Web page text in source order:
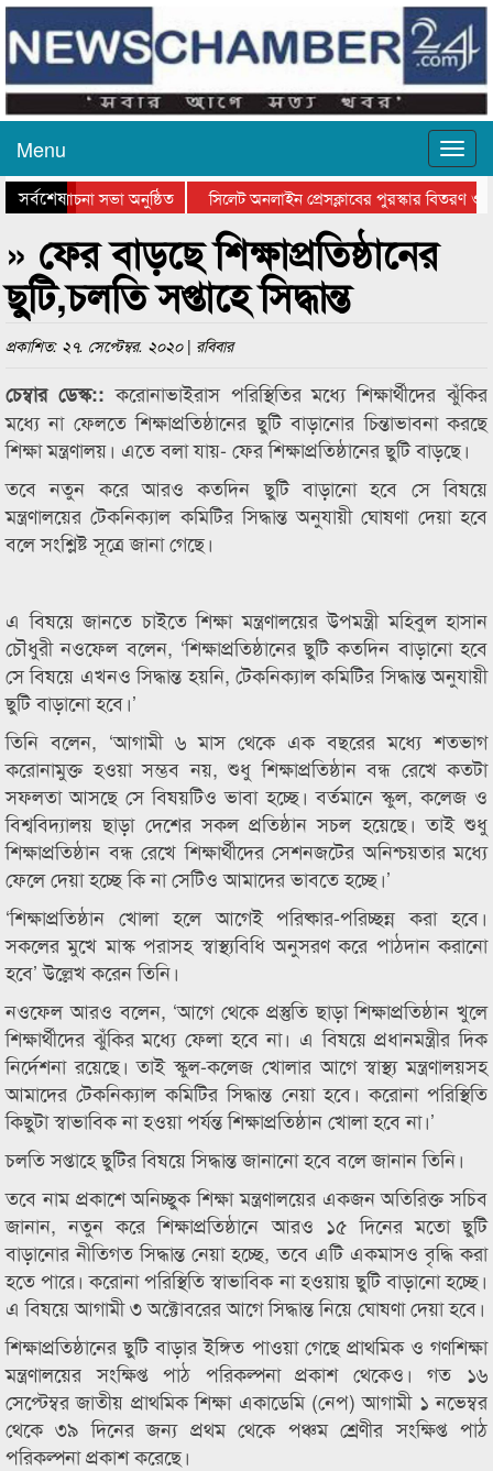
Menu
সর্বশেষ
আলোচনা সভা অনুষ্ঠিত
সিলেট অনলাইন প্রেসক্লাবের পুরস্কার বিতরণ ও
কানাইঘাটের কিশোর আহাদের খুনি সায়েমের
» ফের বাড়ছে শিক্ষাপ্রতিষ্ঠানের
ছুটি,চলতি সপ্তাহে সিদ্ধান্ত
প্রকাশিত: ২৭. সেপ্টেম্বর. ২০২০ | রবিবার
চেম্বার ডেস্ক::করোনাভাইরাস পরিস্থিতির মধ্যে শিক্ষার্থীদের ঝুঁকির
মধ্যে না ফেলতে শিক্ষাপ্রতিষ্ঠানের ছুটি বাড়ানোর চিন্তাভাবনা করছে
শিক্ষা মন্ত্রণালয়। এতে বলা যায়- ফের শিক্ষাপ্রতিষ্ঠানের ছুটি বাড়ছে।
তবে নতুন করে আরও কতদিন ছুটি বাড়ানো হবে সে বিষয়ে
মন্ত্রণালয়ের টেকনিক্যাল কমিটির সিদ্ধান্ত অনুযায়ী ঘোষণা দেয়া হবে
বলে সংশ্লিষ্ট সূত্রে জানা গেছে।
এ বিষয়ে জানতে চাইতে শিক্ষা মন্ত্রণালয়ের উপমন্ত্রী মহিবুল হাসান
চৌধুরী নওফেল বলেন, ‘শিক্ষাপ্রতিষ্ঠানের ছুটি কতদিন বাড়ানো হবে
সে বিষয়ে এখনও সিদ্ধান্ত হয়নি, টেকনিক্যাল কমিটির সিদ্ধান্ত অনুযায়ী
ছুটি বাড়ানো হবে।’
তিনি বলেন, ‘আগামী ৬ মাস থেকে এক বছরের মধ্যে শতভাগ
করোনামুক্ত হওয়া সম্ভব নয়, শুধু শিক্ষাপ্রতিষ্ঠান বন্ধ রেখে কতটা
সফলতা আসছে সে বিষয়টিও ভাবা হচ্ছে। বর্তমানে স্কুল, কলেজ ও
বিশ্ববিদ্যালয় ছাড়া দেশের সকল প্রতিষ্ঠান সচল হয়েছে। তাই শুধু
শিক্ষাপ্রতিষ্ঠান বন্ধ রেখে শিক্ষার্থীদের সেশনজটের অনিশ্চয়তার মধ্যে
ফেলে দেয়া হচ্ছে কি না সেটিও আমাদের ভাবতে হচ্ছে।’
‘শিক্ষাপ্রতিষ্ঠান খোলা হলে আগেই পরিষ্কার-পরিচ্ছন্ন করা হবে।
সকলের মুখে মাস্ক পরাসহ স্বাস্থ্যবিধি অনুসরণ করে পাঠদান করানো
হবে’ উল্লেখ করেন তিনি।
নওফেল আরও বলেন, ‘আগে থেকে প্রস্তুতি ছাড়া শিক্ষাপ্রতিষ্ঠান খুলে
শিক্ষার্থীদের ঝুঁকির মধ্যে ফেলা হবে না। এ বিষয়ে প্রধানমন্ত্রীর দিক
নির্দেশনা রয়েছে। তাই স্কুল-কলেজ খোলার আগে স্বাস্থ্য মন্ত্রণালয়সহ
আমাদের টেকনিক্যাল কমিটির সিদ্ধান্ত নেয়া হবে। করোনা পরিস্থিতি
কিছুটা স্বাভাবিক না হওয়া পর্যন্ত শিক্ষাপ্রতিষ্ঠান খোলা হবে না।’
চলতি সপ্তাহে ছুটির বিষয়ে সিদ্ধান্ত জানানো হবে বলে জানান তিনি।
তবে নাম প্রকাশে অনিচ্ছুক শিক্ষা মন্ত্রণালয়ের একজন অতিরিক্ত সচিব
জানান, নতুন করে শিক্ষাপ্রতিষ্ঠানে আরও ১৫ দিনের মতো ছুটি
বাড়ানোর নীতিগত সিদ্ধান্ত নেয়া হচ্ছে, তবে এটি একমাসও বৃদ্ধি করা
হতে পারে। করোনা পরিস্থিতি স্বাভাবিক না হওয়ায় ছুটি বাড়ানো হচ্ছে।
এ বিষয়ে আগামী ৩ অক্টোবরের আগে সিদ্ধান্ত নিয়ে ঘোষণা দেয়া হবে।
শিক্ষাপ্রতিষ্ঠানের ছুটি বাড়ার ইঙ্গিত পাওয়া গেছে প্রাথমিক ও গণশিক্ষা
মন্ত্রণালয়ের সংক্ষিপ্ত পাঠ পরিকল্পনা প্রকাশ থেকেও। গত ১৬
সেপ্টেম্বর জাতীয় প্রাথমিক শিক্ষা একাডেমি (নেপ) আগামী ১ নভেম্বর
থেকে ৩৯ দিনের জন্য প্রথম থেকে পঞ্চম শ্রেণীর সংক্ষিপ্ত পাঠ
পরিকল্পনা প্রকাশ করেছে।